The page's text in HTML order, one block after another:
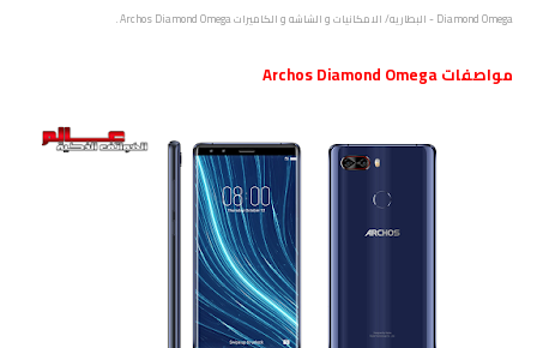
Diamond Omega - البطاريه/ الامكانيات و الشاشه و الكاميرات Archos Diamond Omega .
مواصفاتArchos Diamond Omega